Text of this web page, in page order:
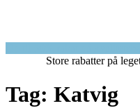
Store rabatter på
Tag: Katvig